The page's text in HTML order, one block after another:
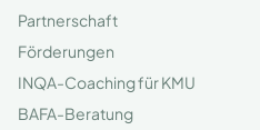
Partnerschaft
Förderungen
INQA-Coaching für KMU
BAFA-Beratung